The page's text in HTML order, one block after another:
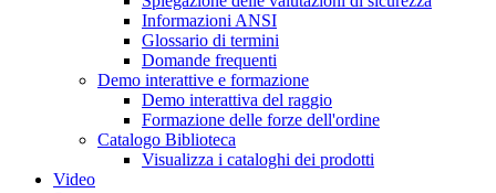
Informazioni ANSI
Glossario di termini
Domande frequenti
Demo interattive e formazione
Demo interattiva del raggio
Formazione delle forze dell'ordine
Catalogo Biblioteca
Visualizza i cataloghi dei prodotti
Video